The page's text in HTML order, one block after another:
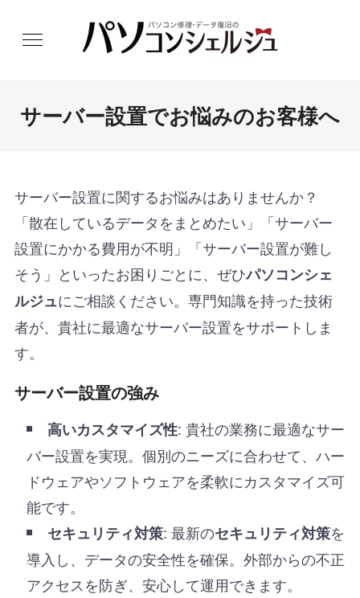
サーバー設置でお悩みのお客様へ
サーバー設置に関するお悩みはありませんか？
「散在しているデータをまとめたい」「サーバー
設置にかかる費用が不明」「サーバー設置が難し
そう」といったお困りごとに、ぜひパソコンシェ
ルジュにご相談ください。専門知識を持った技術
者が、貴社に最適なサーバー設置をサポートしま
す。
サーバー設置の強み
高いカスタマイズ性: 貴社の業務に最適なサー
バー設置を実現。個別のニーズに合わせて、ハー
ドウェアやソフトウェアを柔軟にカスタマイズ可
能です。
セキュリティ対策: 最新のセキュリティ対策を
導入し、データの安全性を確保。外部からの不正
アクセスを防ぎ、安心して運用できます。